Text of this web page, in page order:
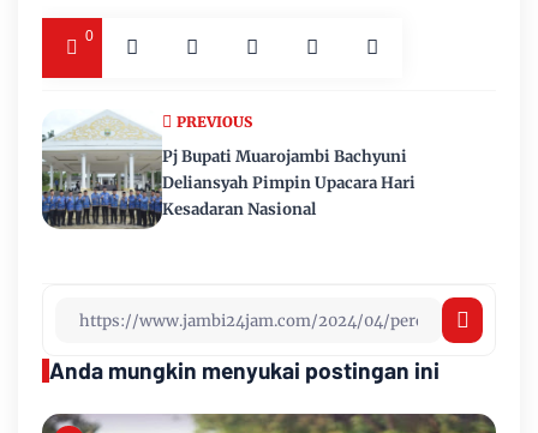
0
PREVIOUS
Pj Bupati Muarojambi Bachyuni
Deliansyah Pimpin Upacara Hari
Kesadaran Nasional
Anda mungkin menyukai postingan ini